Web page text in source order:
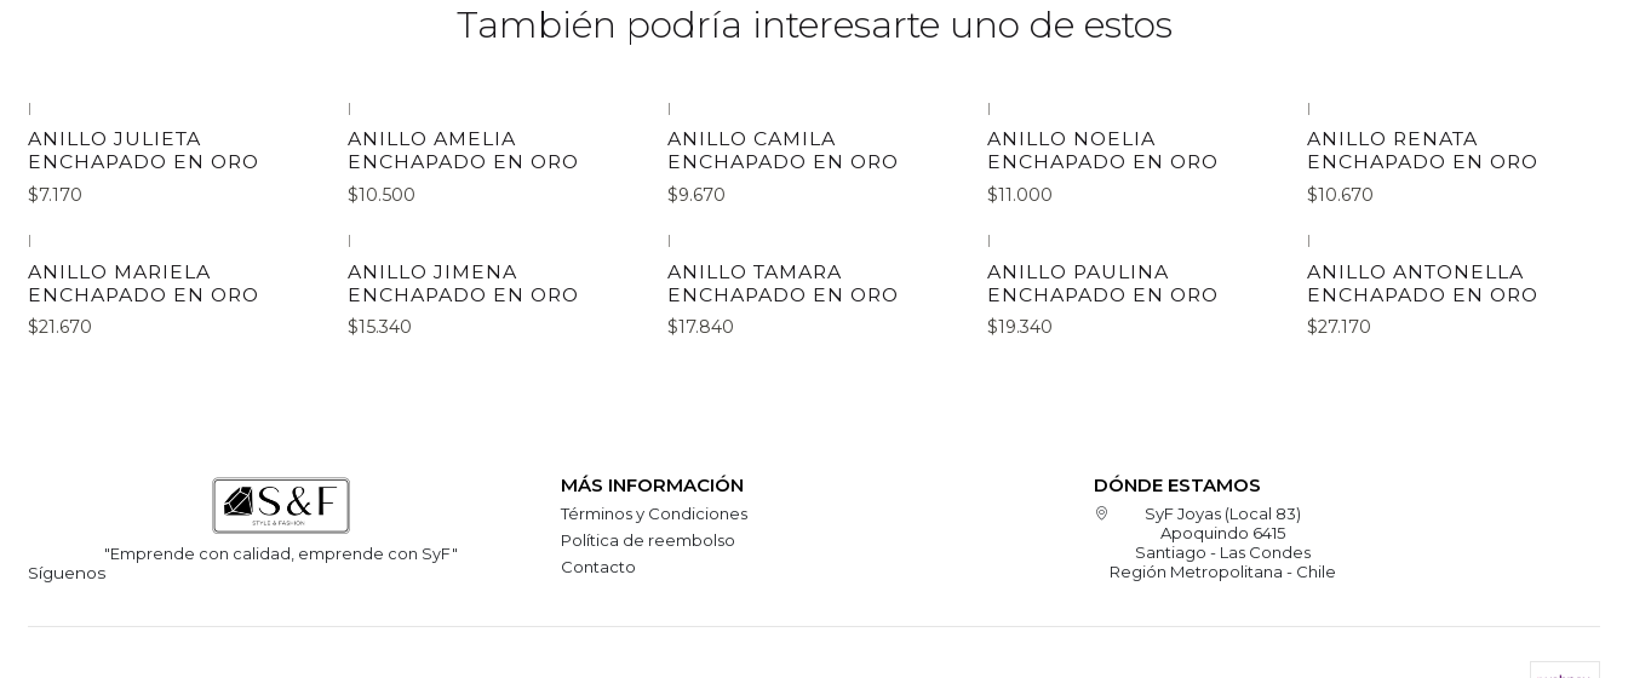
También podría interesarte uno de estos
|
ANILLO JULIETA
ENCHAPADO EN ORO
$7.170
|
ANILLO AMELIA
ENCHAPADO EN ORO
$10.500
|
ANILLO CAMILA
ENCHAPADO EN ORO
$9.670
|
ANILLO NOELIA
ENCHAPADO EN ORO
$11.000
|
ANILLO RENATA
ENCHAPADO EN ORO
$10.670
|
ANILLO MARIELA
ENCHAPADO EN ORO
$21.670
|
ANILLO JIMENA
ENCHAPADO EN ORO
$15.340
|
ANILLO TAMARA
ENCHAPADO EN ORO
$17.840
|
ANILLO PAULINA
ENCHAPADO EN ORO
$19.340
|
ANILLO ANTONELLA
ENCHAPADO EN ORO
$27.170
"Emprende con calidad, emprende con SyF"
Síguenos
MÁS INFORMACIÓN
Términos y Condiciones
Política de reembolso
Contacto
DÓNDE ESTAMOS
SyF Joyas (Local 83)
Apoquindo 6415
Santiago - Las Condes
Región Metropolitana - Chile